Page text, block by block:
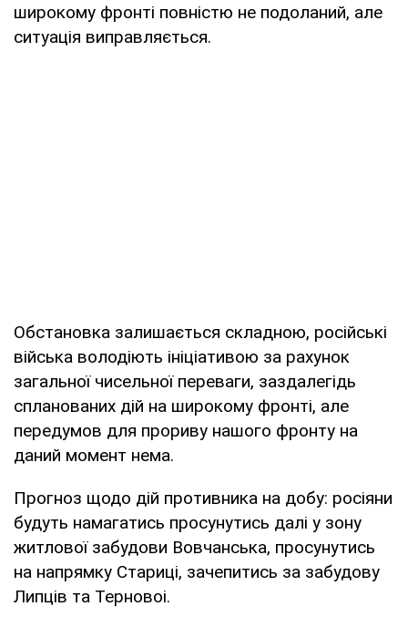
широкому фронті повністю не подоланий, але
ситуація виправляється.
Обстановка залишається складною, російські
війська володіють ініціативою за рахунок
загальної чисельної переваги, заздалегідь
спланованих дій на широкому фронті, але
передумов для прориву нашого фронту на
даний момент нема.
Прогноз щодо дій противника на добу: росіяни
будуть намагатись просунутись далі у зону
житлової забудови Вовчанська, просунутись
на напрямку Стариці, зачепитись за забудову
Липців та Терновоі.